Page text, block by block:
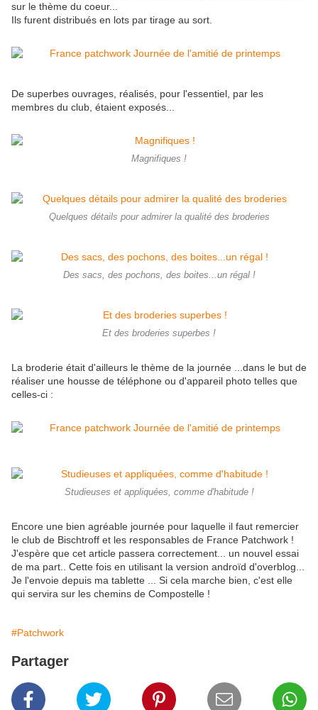
sur le thème du coeur...
Ils furent distribués en lots par tirage au sort.
De superbes ouvrages, réalisés, pour l'essentiel, par les
membres du club, étaient exposés...
Magnifiques !
Quelques détails pour admirer la qualité des broderies
Des sacs, des pochons, des boites...un régal !
Et des broderies superbes !
La broderie était d'ailleurs le thème de la journée ...dans le but de
réaliser une housse de téléphone ou d'appareil photo telles que
celles-ci :
Studieuses et appliquées, comme d'habitude !
Encore une bien agréable journée pour laquelle il faut remercier
le club de Bischtroff et les responsables de France Patchwork !
J'espère que cet article passera correctement... un nouvel essai
de ma part.. Cette fois en utilisant la version androïd d'overblog...
Je l'envoie depuis ma tablette ... Si cela marche bien, c'est elle
qui servira sur les chemins de Compostelle !
#Patchwork
Partager